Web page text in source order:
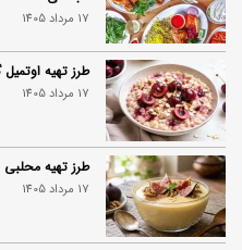
17 مرداد 1405
طرز تهیه
17 مرداد 1405
طرز تهیه محلبی
17 مرداد 1405